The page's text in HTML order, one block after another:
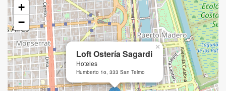
Loft Ostería Sagardi
Hoteles
Humberto 1o, 333 San Telmo
×
+
−